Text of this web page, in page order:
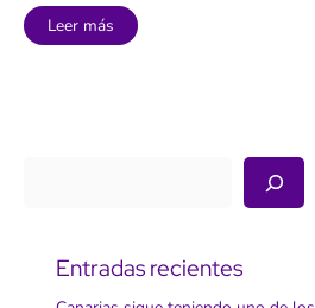
Un
municipio
Leer más
Entradas recientes